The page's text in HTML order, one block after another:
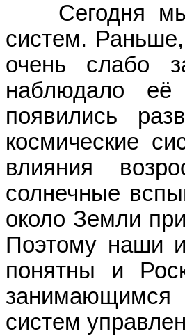
Сегодня мы в
систем. Раньше,
очень слабо
наблюдало
появились
космические
влияния
солнечные
около Земли
Поэтому наши
понятны и
занимающимся
систем